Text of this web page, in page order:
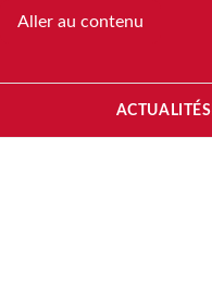
Aller au contenu
ACTUALITÉS